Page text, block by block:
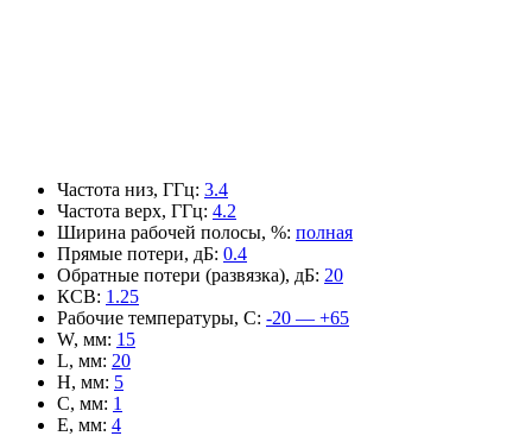
Частота низ, ГГц: 3.4
Частота верх, ГГц: 4.2
Ширина рабочей полосы, %: полная
Прямые потери, дБ: 0.4
Обратные потери (развязка), дБ: 20
КСВ: 1.25
Рабочие температуры, С: -20 — +65
W, мм: 15
L, мм: 20
H, мм: 5
C, мм: 1
E, мм: 4